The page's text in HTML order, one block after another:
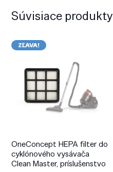
Súvisiace produkty
ZĽAVA!
OneConcept HEPA filter do
cyklónového vysávača
Clean Master, príslušenstvo